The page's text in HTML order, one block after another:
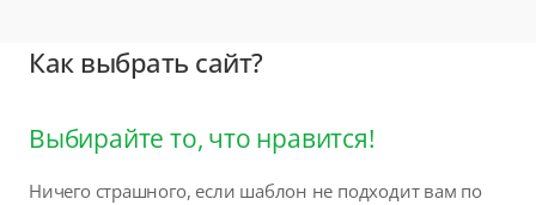
Как выбрать сайт?
Выбирайте то, что нравится!
Ничего страшного, если шаблон не подходит вам по